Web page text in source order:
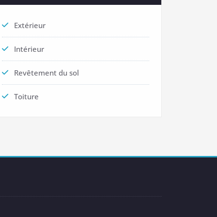
Extérieur
Intérieur
Revêtement du sol
Toiture